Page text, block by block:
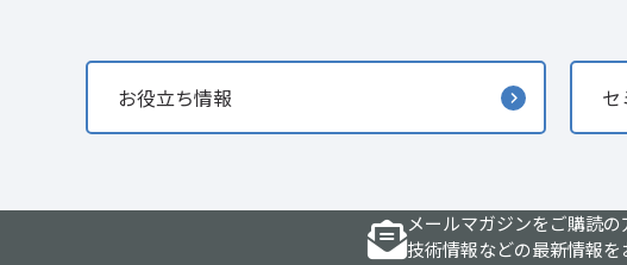
お役立ち情報 セ
メールマガジンをご購読の
技術情報などの最新情報を